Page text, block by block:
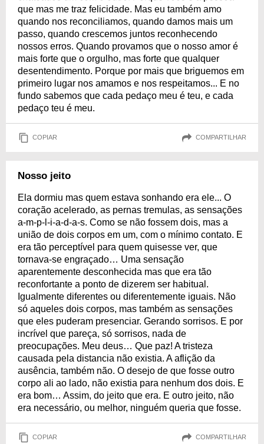
que mas me traz felicidade. Mas eu também amo
quando nos reconciliamos, quando damos mais um
passo, quando crescemos juntos reconhecendo
nossos erros. Quando provamos que o nosso amor é
mais forte que o orgulho, mas forte que qualquer
desentendimento. Porque por mais que briguemos em
primeiro lugar nos amamos e nos respeitamos... E no
fundo sabemos que cada pedaço meu é teu, e cada
pedaço teu é meu.
COPIAR COMPARTILHAR
Nosso jeito
Ela dormiu mas quem estava sonhando era ele... O
coração acelerado, as pernas tremulas, as sensações
a-m-p-l-i-a-d-a-s. Como se não fossem dois, mas a
união de dois corpos em um, com o mínimo contato. E
era tão perceptível para quem quisesse ver, que
tornava-se engraçado… Uma sensação
aparentemente desconhecida mas que era tão
reconfortante a ponto de dizerem ser habitual.
Igualmente diferentes ou diferentemente iguais. Não
só aqueles dois corpos, mas também as sensações
que eles puderam presenciar. Gerando sorrisos. E por
incrível que pareça, só sorrisos, nada de
preocupações. Meu deus… Que paz! A tristeza
causada pela distancia não existia. A aflição da
ausência, também não. O desejo de que fosse outro
corpo ali ao lado, não existia para nenhum dos dois. E
era bom… Assim, do jeito que era. E outro jeito, não
era necessário, ou melhor, ninguém queria que fosse.
COPIAR COMPARTILHAR